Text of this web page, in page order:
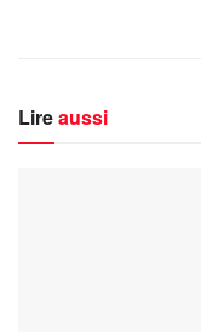
Lireaussi